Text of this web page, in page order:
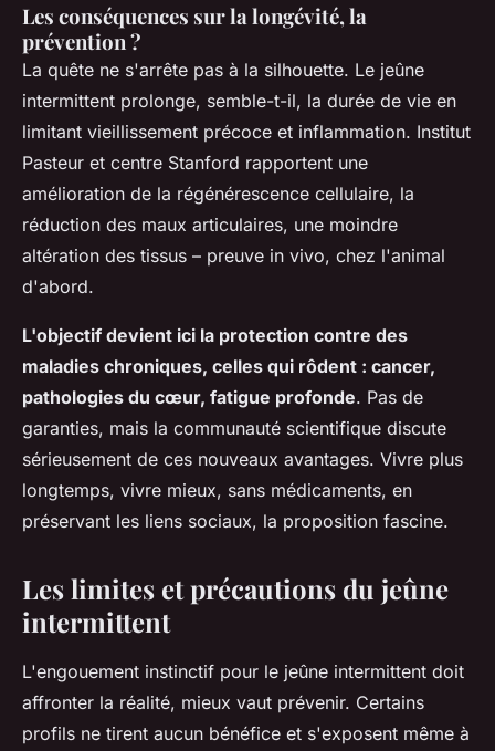
Les conséquences sur la longévité, la
prévention ?
La quête ne s'arrête pas à la silhouette. Le jeûne
intermittent prolonge, semble-t-il, la durée de vie en
limitant vieillissement précoce et inflammation. Institut
Pasteur et centre Stanford rapportent une
amélioration de la régénérescence cellulaire, la
réduction des maux articulaires, une moindre
altération des tissus – preuve in vivo, chez l'animal
d'abord.
L'objectif devient ici la protection contre des
maladies chroniques, celles qui rôdent : cancer,
pathologies du cœur, fatigue profonde. Pas de
garanties, mais la communauté scientifique discute
sérieusement de ces nouveaux avantages. Vivre plus
longtemps, vivre mieux, sans médicaments, en
préservant les liens sociaux, la proposition fascine.
Les limites et précautions du jeûne
intermittent
L'engouement instinctif pour le jeûne intermittent doit
affronter la réalité, mieux vaut prévenir. Certains
profils ne tirent aucun bénéfice et s'exposent même à